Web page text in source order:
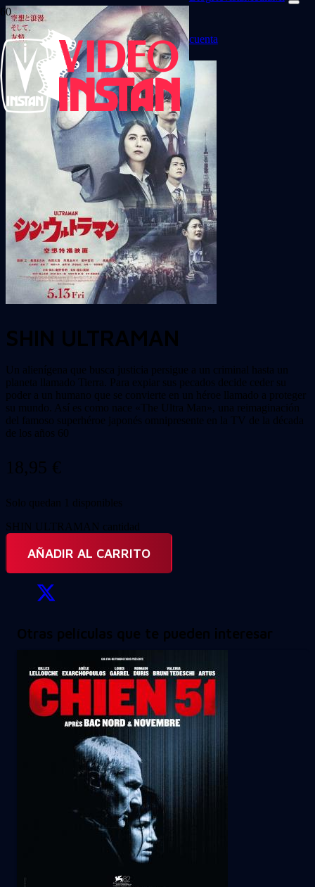
cuenta
SHIN ULTRAMAN
Un alienígena que busca justicia persigue a un criminal hasta un
planeta llamado Tierra. Para expiar sus pecados decide ceder su
poder a un humano que se convierte en un héroe llamado a proteger
su mundo. Así es como nace «The Ultra Man», una reimaginación
del famoso superhéroe japonés omnipresente en la TV de la década
de los años 60
18,95 €
Solo quedan 1 disponibles
SHIN ULTRAMAN cantidad
AÑADIR AL CARRITO
Otras películas que te pueden interesar